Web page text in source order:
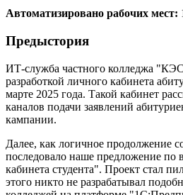
Автоматизировано рабочих мест:
Предыстория
ИТ-служба частного колледжа
разработкой личного кабинета
марте 2025 года. Такой кабинет
каналов подачи заявлений
кампании.
Далее, как логичное продолжение
последовало наше предложение
кабинета студента". Проект стал
этого никто не разрабатывал